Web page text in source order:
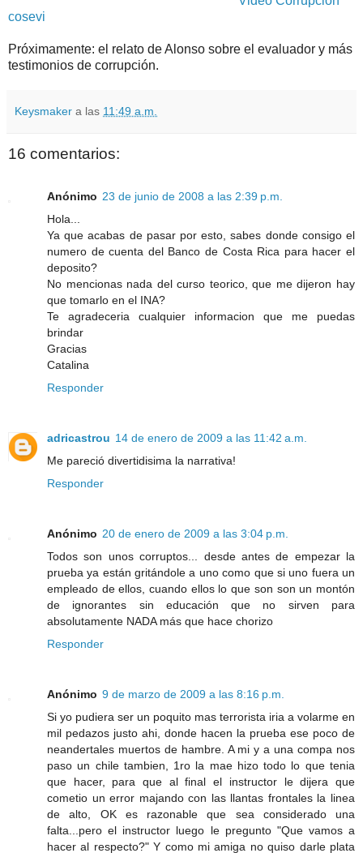
cosevi
Próximamente: el relato de Alonso sobre el evaluador y más
testimonios de corrupción.
Keysmaker a las 11:49 a.m.
16 comentarios:
Anónimo 23 de junio de 2008 a las 2:39 p.m.
Hola...
Ya que acabas de pasar por esto, sabes donde consigo el
numero de cuenta del Banco de Costa Rica para hacer el
deposito?
No mencionas nada del curso teorico, que me dijeron hay
que tomarlo en el INA?
Te agradeceria cualquier informacion que me puedas
brindar
Gracias
Catalina
Responder
adricastrou 14 de enero de 2009 a las 11:42 a.m.
Me pareció divertidisima la narrativa!
Responder
Anónimo 20 de enero de 2009 a las 3:04 p.m.
Todos son unos corruptos... desde antes de empezar la
prueba ya están gritándole a uno como que si uno fuera un
empleado de ellos, cuando ellos lo que son son un montón
de ignorantes sin educación que no sirven para
absolutamente NADA más que hace chorizo
Responder
Anónimo 9 de marzo de 2009 a las 8:16 p.m.
Si yo pudiera ser un poquito mas terrorista iria a volarme en
mil pedazos justo ahi, donde hacen la prueba ese poco de
neandertales muertos de hambre. A mi y a una compa nos
paso un chile tambien, 1ro la mae hizo todo lo que tenia
que hacer, para que al final el instructor le dijera que
cometio un error majando con las llantas frontales la linea
de alto, OK es razonable que sea considerado una
falta...pero el instructor luego le pregunto "Que vamos a
hacer al respecto?" Y como mi amiga no quiso darle plata